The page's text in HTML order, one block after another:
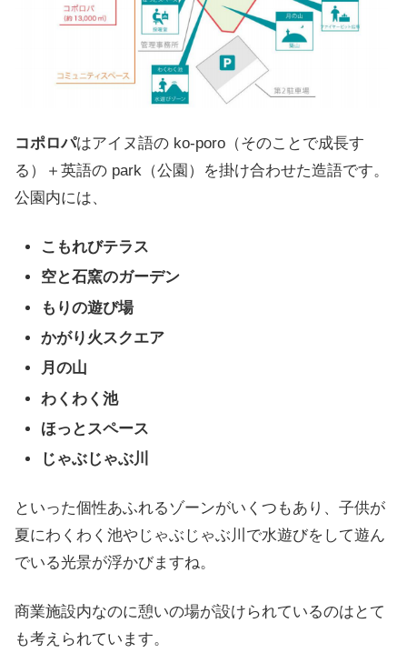
コポロパはアイヌ語の ko-poro（そのことで成長す
る）＋英語の park（公園）を掛け合わせた造語です。
公園内には、
こもれびテラス
空と石窯のガーデン
もりの遊び場
かがり火スクエア
月の山
わくわく池
ほっとスペース
じゃぶじゃぶ川
といった個性あふれるゾーンがいくつもあり、子供が
夏にわくわく池やじゃぶじゃぶ川で水遊びをして遊ん
でいる光景が浮かびますね。
商業施設内なのに憩いの場が設けられているのはとて
も考えられています。